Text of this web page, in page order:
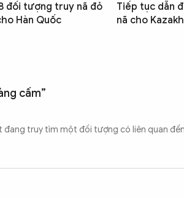
đối tượng truy nã đỏ
Hàn Quốc
Tiếp tục dẫn
nã cho
cấm”
đang truy tìm một đối tượng có liên quan